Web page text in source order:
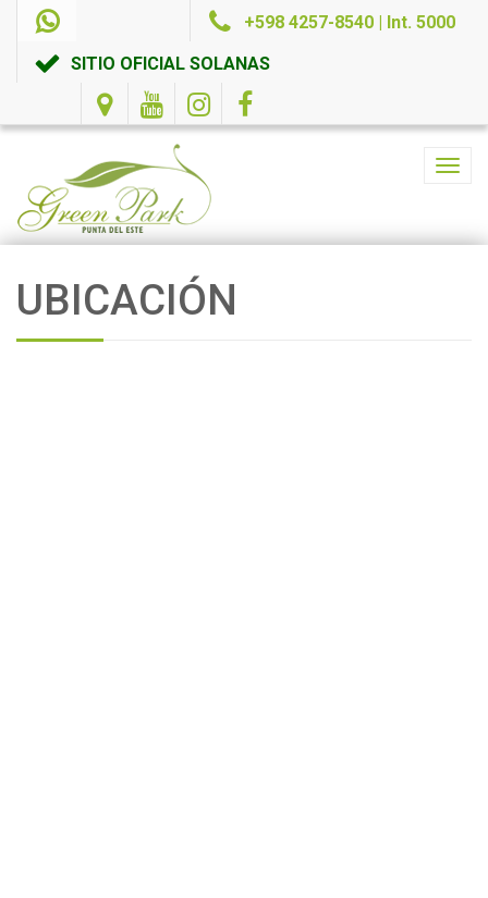
+598 4257-8540 | Int. 5000
SITIO OFICIAL SOLANAS
UBICACIÓN